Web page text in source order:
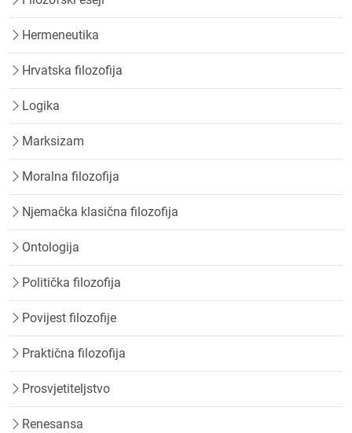
Hermeneutika
Hrvatska filozofija
Logika
Marksizam
Moralna filozofija
Njemačka klasična filozofija
Ontologija
Politička filozofija
Povijest filozofije
Praktična filozofija
Prosvjetiteljstvo
Renesansa